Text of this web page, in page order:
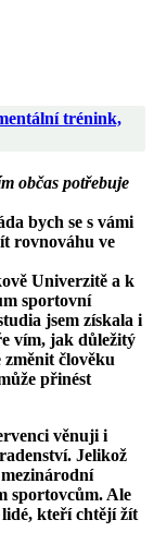
trénink,
občas potřebuje
bych se s vámi
rovnováhu ve
Univerzitě a k
sportovní
jsem získala i
vím, jak důležitý
člověku
přinést
věnuji i
Jelikož
sportovcům. Ale
kteří chtějí žít